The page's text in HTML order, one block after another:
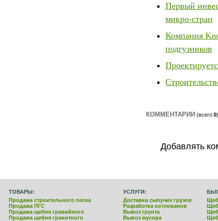
Первый
микро-стран
Компания
подгузников
КОММЕНТАРИИ (всего 0)
Добавлять
ТОВАРЫ: УСЛУГИ:
Продажа строительного песка
Продажа ПГС
Продажа щебня гравийного
Продажа щебня гранитного
Доставка сыпучих грузов
Разработка котлованов
Вывоз грунта
Вывоз мусора